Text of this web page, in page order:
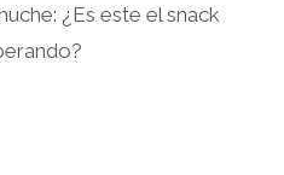
¿Es este el snack